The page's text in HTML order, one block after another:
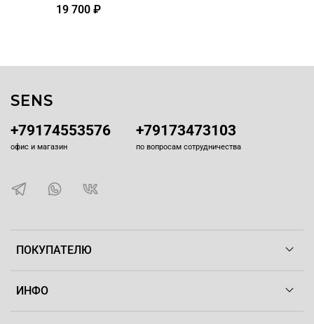
19 700 ₽
ПОКУПАТЕЛЮ
ИНФО
+79174553576
офис и магазин
+79173473103
по вопросам сотрудничества
SENS